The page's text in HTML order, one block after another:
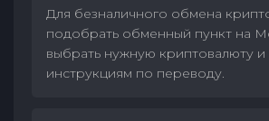
Для безналичного обмена
подобрать обменный пункт на
выбрать нужную криптовалюту и
инструкциям по переводу.